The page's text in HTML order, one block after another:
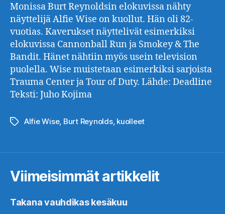
Monissa Burt Reynoldsin elokuvissa nähty
näyttelijä Alfie Wise on kuollut. Hän oli 82-
vuotias. Kaverukset näyttelivät esimerkiksi
elokuvissa Cannonball Run ja Smokey & The
Bandit. Hänet nähtiin myös usein television
puolella. Wise muistetaan esimerkiksi sarjoista
Trauma Center ja Tour of Duty. Lähde: Deadline
Teksti: Juho Kojima
Avainsanat
Alfie Wise, Burt Reynolds, kuolleet
Viimeisimmät artikkelit
Takana vauhdikas kesäkuu